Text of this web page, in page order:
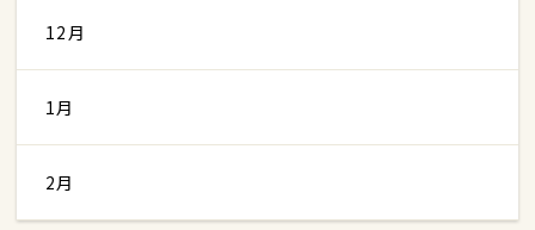
12月
1月
2月